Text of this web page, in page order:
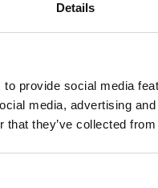
Details
provide social media
media, advertising
that they’ve collected
Svart